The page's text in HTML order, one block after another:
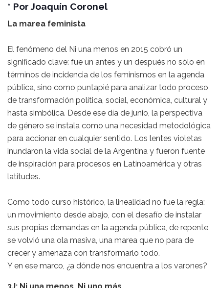
* Por Joaquín Coronel
La marea feminista
El fenómeno del Ni una menos en 2015 cobró un
significado clave: fue un antes y un después no sólo en
términos de incidencia de los feminismos en la agenda
pública, sino como puntapié para analizar todo proceso
de transformación política, social, económica, cultural y
hasta simbólica. Desde ese día de junio, la perspectiva
de género se instala como una necesidad metodológica
para accionar en cualquier sentido. Los lentes violetas
inundaron la vida social de la Argentina y fueron fuente
de inspiración para procesos en Latinoamérica y otras
latitudes.
Como todo curso histórico, la linealidad no fue la regla:
un movimiento desde abajo, con el desafío de instalar
sus propias demandas en la agenda pública, de repente
se volvió una ola masiva, una marea que no para de
crecer y amenaza con transformarlo todo.
Y en ese marco, ¿a dónde nos encuentra a los varones?